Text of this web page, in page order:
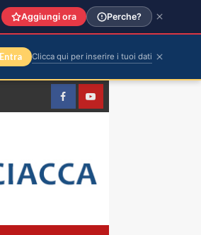
FacebookYountube
Aggiungi ora Perche?
Entra Clicca qui per inserire i tuoi dati